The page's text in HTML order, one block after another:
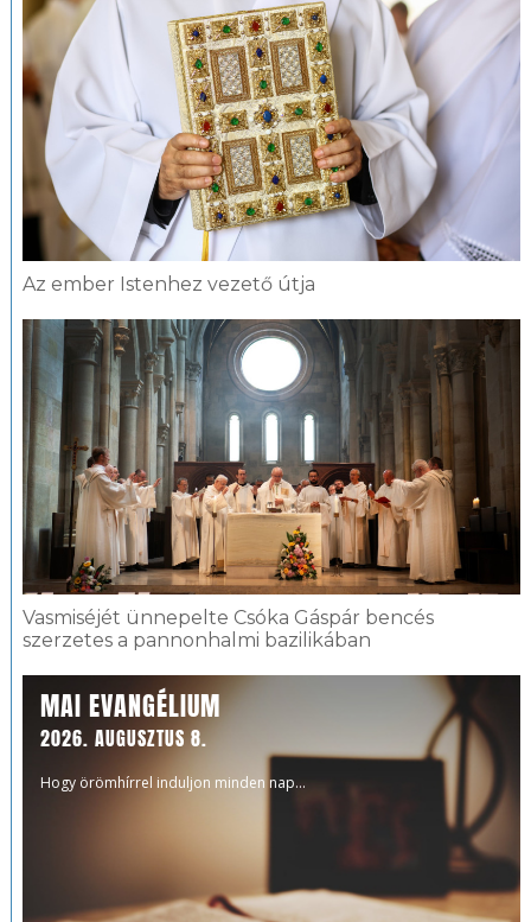
Az ember Istenhez vezető útja
Vasmiséjét ünnepelte Csóka Gáspár bencés
szerzetes a pannonhalmi bazilikában
MAI EVANGÉLIUM
2026. AUGUSZTUS 8.
Hogy örömhírrel induljon minden nap...